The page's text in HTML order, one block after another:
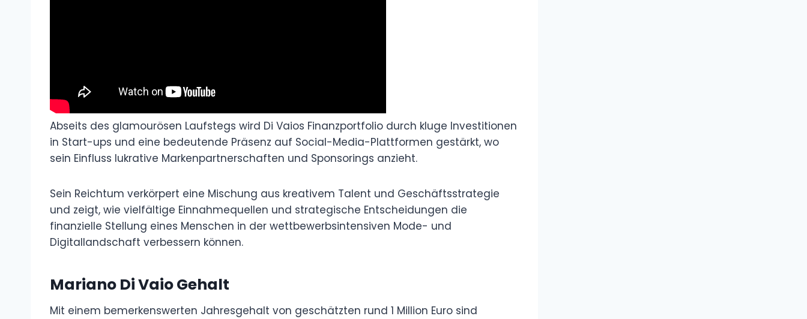
Abseits des glamourösen Laufstegs wird Di Vaios Finanzportfolio durch kluge Investitionen
in Start-ups und eine bedeutende Präsenz auf Social-Media-Plattformen gestärkt, wo
sein Einfluss lukrative Markenpartnerschaften und Sponsorings anzieht.
Sein Reichtum verkörpert eine Mischung aus kreativem Talent und Geschäftsstrategie
und zeigt, wie vielfältige Einnahmequellen und strategische Entscheidungen die
finanzielle Stellung eines Menschen in der wettbewerbsintensiven Mode- und
Digitallandschaft verbessern können.
Mariano Di Vaio Gehalt
Mit einem bemerkenswerten Jahresgehalt von geschätzten rund 1 Million Euro sind